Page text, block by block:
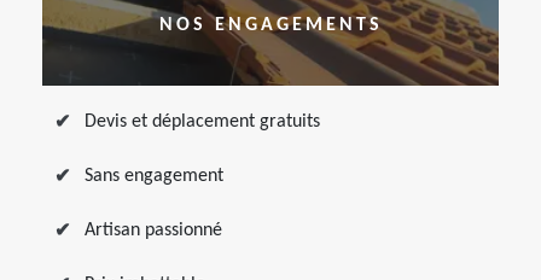
NOS ENGAGEMENTS
Devis et déplacement gratuits
Sans engagement
Artisan passionné